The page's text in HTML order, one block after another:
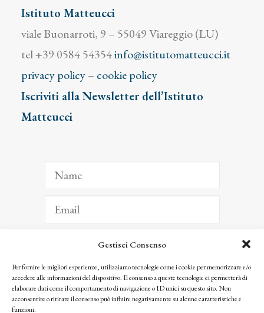
Gestisci Consenso
Per fornire le migliori esperienze, utilizziamo tecnologie come i cookie per memorizzare e/o
accedere alle informazioni del dispositivo. Il consenso a queste tecnologie ci permetterà di
elaborare dati come il comportamento di navigazione o ID unici su questo sito. Non
acconsentire o ritirare il consenso può influire negativamente su alcune caratteristiche e
funzioni.
Istituto Matteucci
viale Buonarroti, 9 – 55049 Viareggio (LU)
tel +39 0584 54354info@istitutomatteucci.it
privacy policy– cookie policy
Iscriviti alla Newsletter dell’Istituto
Matteucci
ISCRIVITI
Facendo clic per iscriverti, riconosci che le tue informazioni saranno trattate
seguendo la nostra Privacy Policy
© 2025 Istituto Matteucci. All right reserved